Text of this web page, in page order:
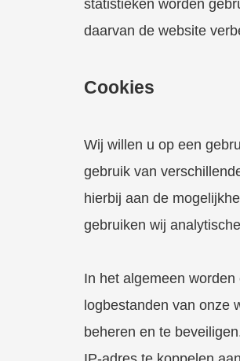
statistieken worden
daarvan de website
Cookies
Wij willen u op een
gebruik van
hierbij aan de
gebruiken wij
In het algemeen
logbestanden van onze
beheren en te